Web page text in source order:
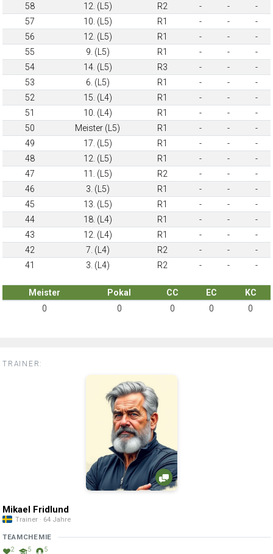
58
12. (L5) R2 - -
-
57
10. (L5) R1 - -
-
56
12. (L5) R1 - -
-
55
9. (L5) R1 - -
-
54
14. (L5) R3 - -
-
53
6. (L5) R1 - -
-
52
15. (L4) R1 - -
-
51
10. (L4) R1 - -
-
50
Meister (L5) R1 - -
-
49
17. (L5) R1 - -
-
48
12. (L5) R1 - -
-
47
11. (L5) R2 - -
-
46
3. (L5) R1 - -
-
45
13. (L5) R1 - -
-
44
18. (L4) R1 - -
-
43
12. (L4) R1 - -
-
42
7. (L4) R2 - -
-
41
3. (L4) R2 - - -
Meister Pokal CC EC
KC
0
0 0 0 0
TRAINER:
Mikael Fridlund
Trainer · 64 Jahre
TEAMCHEMIE
2 5 5